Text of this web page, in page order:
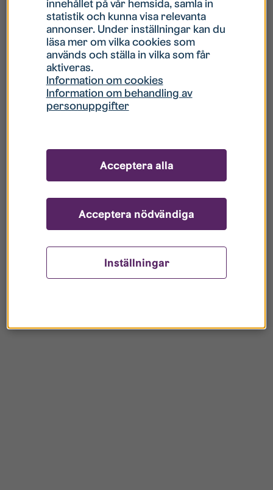
Hur gör jag om mitt konto är låst?
Hur gör jag när jag glömt mitt lösenord?
Vad innebär Gästkonto/Gästanvändare?
innehållet på vår hemsida, samla in
statistik och kunna visa relevanta
annonser. Under inställningar kan du
läsa mer om vilka cookies som
används och ställa in vilka som får
aktiveras.
Information om cookies
Information om behandling av
personuppgifter
Inställningar
Acceptera nödvändiga
Acceptera alla